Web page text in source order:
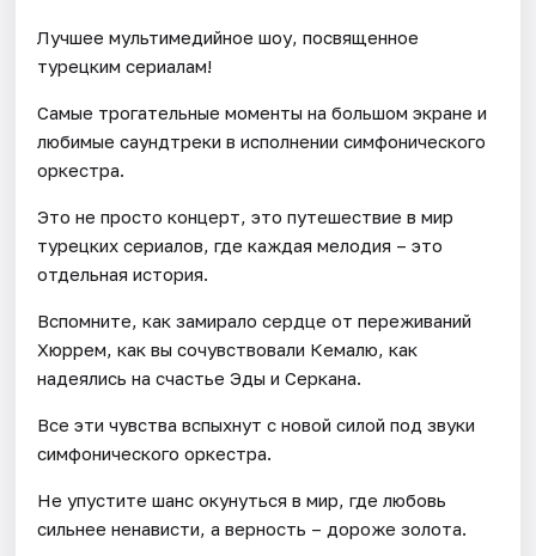
Лучшее мультимедийное шоу, посвященное
турецким сериалам!
Самые трогательные моменты на большом экране и
любимые саундтреки в исполнении симфонического
оркестра.
Это не просто концерт, это путешествие в мир
турецких сериалов, где каждая мелодия – это
отдельная история.
Вспомните, как замирало сердце от переживаний
Хюррем, как вы сочувствовали Кемалю, как
надеялись на счастье Эды и Серкана.
Все эти чувства вспыхнут с новой силой под звуки
симфонического оркестра.
Не упустите шанс окунуться в мир, где любовь
сильнее ненависти, а верность – дороже золота.